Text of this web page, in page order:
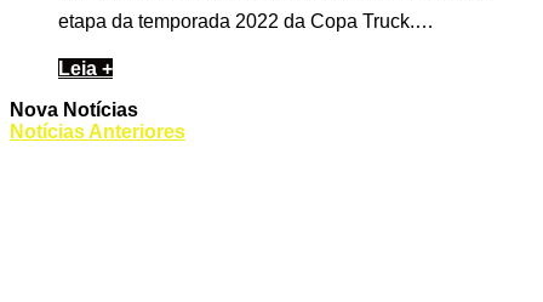
etapa da temporada 2022 da Copa Truck.…
Leia +
Nova Notícias
Notícias Anteriores